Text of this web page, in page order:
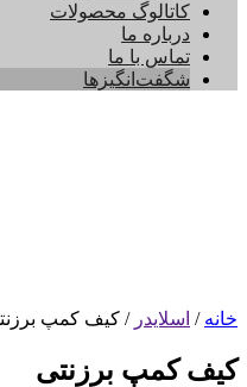
کاتالوگ محصولات
درباره ما
تماس با ما
شگفت‌انگیزها
خانه / اسلایدر / کیف کمپ
کیف کمپ برزنتی